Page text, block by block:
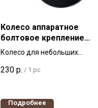
Колесо аппаратное
болтовое крепление
SCTG 100 мм для
тележек и мебели
Колесо для небольших
резина, диаметр 100мм,
230 р. / 1 pc
Подробнее